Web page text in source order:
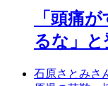
「頭痛
るな」
石原さとみさ